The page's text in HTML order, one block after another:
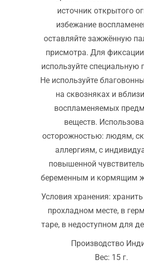
источник открытого
избежание
оставляйте зажжённую
присмотра. Для
используйте специальную
Не используйте
на сквозняках и
воспламеняемых
веществ.
осторожностью: людям,
аллергиям, с
повышенной
беременным и кормящим
Условия хранения:
прохладном месте, в
таре, в недоступном для
Производство
Вес: 15 г.